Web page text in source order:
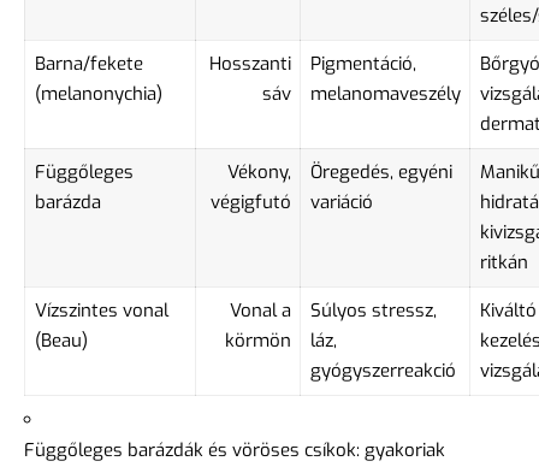
Barna/fekete
(melanonychia)
Hosszanti
sáv
Pigmentáció,
melanomaveszély
Függőleges
barázda
Vékony,
végigfutó
Öregedés, egyéni
variáció
ritkán
Vízszintes vonal
(Beau)
Vonal a
körmön
Súlyos stressz,
láz,
gyógyszerreakció
Függőleges barázdák és vöröses csíkok: gyakoriak